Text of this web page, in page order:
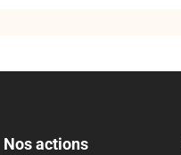
Nos actions